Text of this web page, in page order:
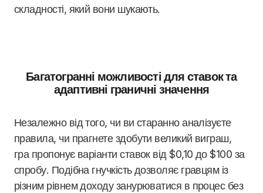
складності, який вони шукають.
Багатогранні можливості для ставок та
адаптивні граничні значення
Незалежно від того, чи ви старанно аналізуєте
правила, чи прагнете здобути великий виграш,
гра пропонує варіанти ставок від $0,10 до $100 за
спробу. Подібна гнучкість дозволяє гравцям із
різним рівнем доходу занурюватися в процес без